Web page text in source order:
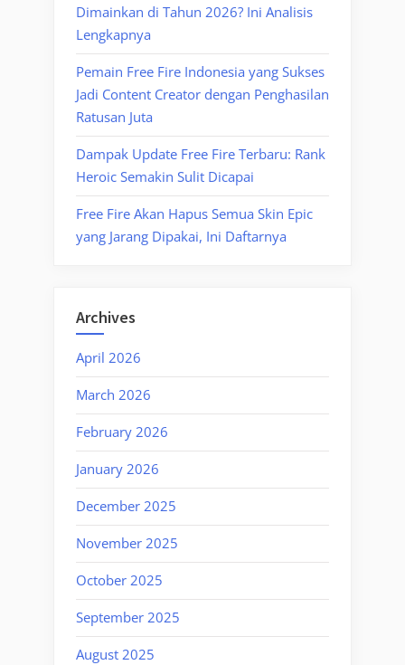
Dimainkan di Tahun 2026? Ini Analisis
Lengkapnya
Pemain Free Fire Indonesia yang Sukses
Jadi Content Creator dengan Penghasilan
Ratusan Juta
Dampak Update Free Fire Terbaru: Rank
Heroic Semakin Sulit Dicapai
Free Fire Akan Hapus Semua Skin Epic
yang Jarang Dipakai, Ini Daftarnya
Archives
April 2026
March 2026
February 2026
January 2026
December 2025
November 2025
October 2025
September 2025
August 2025